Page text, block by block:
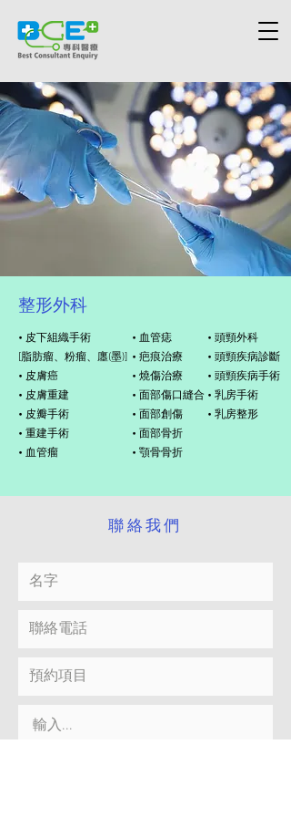
整形外科
• 皮下組織手術
[脂肪瘤、粉瘤、廛(墨)]
• 皮膚癌
• 皮膚重建
• 皮瓣手術
• 重建手術
• 血管瘤
• 血管痣
• 疤痕治療
• 燒傷治療
• 面部傷口縫合
• 面部創傷
• 面部骨折
• 顎骨骨折
• 頭頸外科
• 頭頸疾病診斷
• 頭頸疾病手術
• 乳房手術
• 乳房整形
​聯絡我們